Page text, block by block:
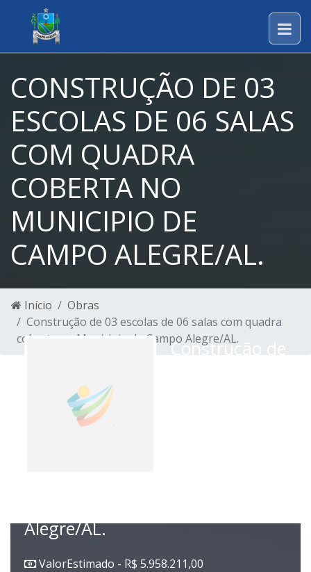
CONSTRUÇÃO DE 03
ESCOLAS DE 06 SALAS
COM QUADRA
COBERTA NO
MUNICIPIO DE
CAMPO ALEGRE/AL.
Início
Obras
Construção de 03 escolas de 06 salas com quadra
coberta no Municipio de Campo Alegre/AL.
Construção de
Alegre/AL.
ValorEstimado - R$ 5.958.211,00